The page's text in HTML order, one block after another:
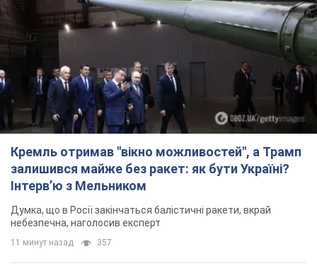
Кремль отримав "вікно можливостей", а Трамп
залишився майже без ракет: як бути Україні?
Інтерв’ю з Мельником
Думка, що в Росії закінчаться балістичні ракети, вкрай
небезпечна, наголосив експерт
11 минут назад 357